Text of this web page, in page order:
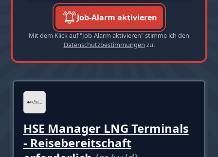
Job-Alarm aktivieren
Mit dem Klick auf "Job-Alarm aktivieren" stimme ich den
Datenschutzbestimmungen zu.
HSE Manager LNG Terminals
- Reisebereitschaft